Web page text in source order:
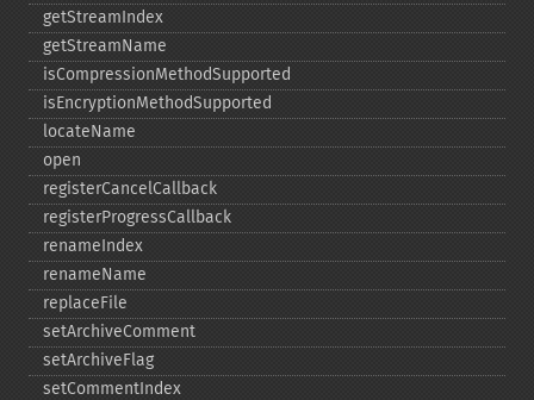
getStreamIndex
getStreamName
isCompressionMethodSupported
isEncryptionMethodSupported
locateName
open
registerCancelCallback
registerProgressCallback
renameIndex
renameName
replaceFile
setArchiveComment
setArchiveFlag
setCommentIndex